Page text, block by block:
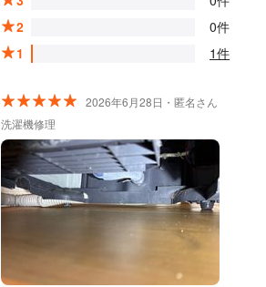
2
0件
1
1件
2026年6月28日・匿名さん
洗濯機修理